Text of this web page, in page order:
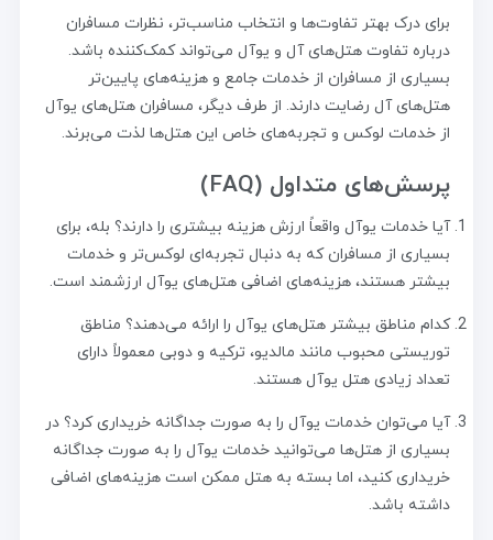
برای درک بهتر تفاوت‌ها و انتخاب مناسب‌تر، نظرات مسافران
درباره تفاوت هتل‌های آل و یوآل می‌تواند کمک‌کننده باشد.
بسیاری از مسافران از خدمات جامع و هزینه‌های پایین‌تر
هتل‌های آل رضایت دارند. از طرف دیگر، مسافران هتل‌های یوآل
از خدمات لوکس و تجربه‌های خاص این هتل‌ها لذت می‌برند.
پرسش‌های متداول (FAQ)
آیا خدمات یوآل واقعاً ارزش هزینه بیشتری را دارند؟ بله، برای
بسیاری از مسافران که به دنبال تجربه‌ای لوکس‌تر و خدمات
بیشتر هستند، هزینه‌های اضافی هتل‌های یوآل ارزشمند است.
کدام مناطق بیشتر هتل‌های یوآل را ارائه می‌دهند؟ مناطق
توریستی محبوب مانند مالدیو، ترکیه و دوبی معمولاً دارای
تعداد زیادی هتل یوآل هستند.
آیا می‌توان خدمات یوآل را به صورت جداگانه خریداری کرد؟ در
بسیاری از هتل‌ها می‌توانید خدمات یوآل را به صورت جداگانه
خریداری کنید، اما بسته به هتل ممکن است هزینه‌های اضافی
داشته باشد.